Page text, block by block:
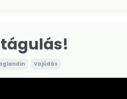
Vajúdás